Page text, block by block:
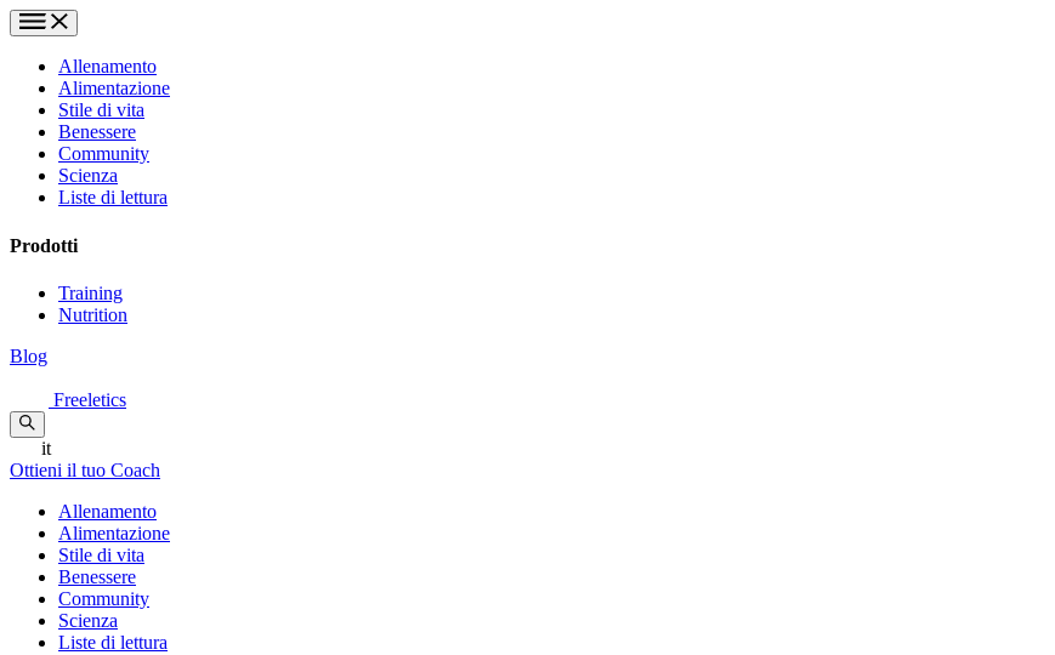
Allenamento
Alimentazione
Stile di vita
Benessere
Community
Scienza
Liste di lettura
Prodotti
Training
Nutrition
Blog
Freeletics
it
Ottieni il tuo Coach
Allenamento
Alimentazione
Stile di vita
Benessere
Community
Scienza
Liste di lettura